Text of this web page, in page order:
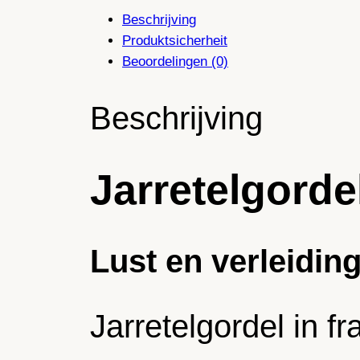
Beschrijving
Produktsicherheit
Beoordelingen (0)
Beschrijving
Lust en
Jarretelgordel in